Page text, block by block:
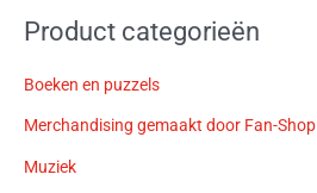
Product categorieën
Boeken en puzzels
Merchandising gemaakt door Fan-Shop
Muziek